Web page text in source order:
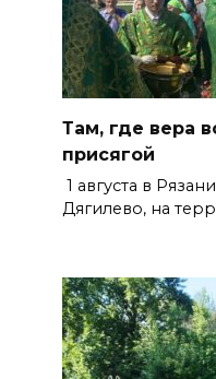
Там, где вера
присягой
1 августа в
Дягилево, на